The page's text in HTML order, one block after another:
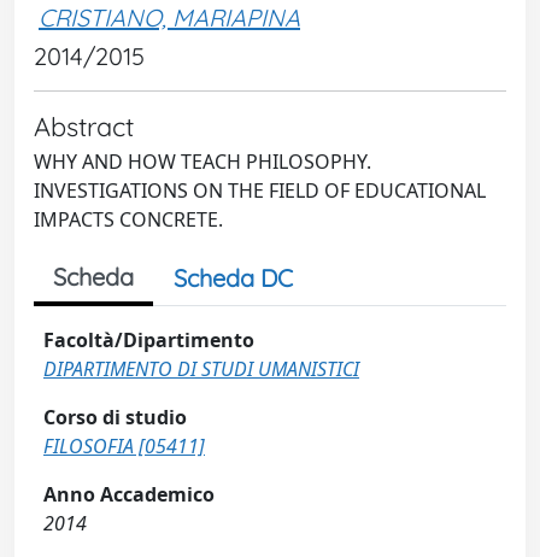
CRISTIANO, MARIAPINA
2014/2015
Abstract
WHY AND HOW TEACH PHILOSOPHY.
INVESTIGATIONS ON THE FIELD OF EDUCATIONAL
IMPACTS CONCRETE.
Scheda Scheda DC
Facoltà/Dipartimento
DIPARTIMENTO DI STUDI UMANISTICI
Corso di studio
FILOSOFIA [05411]
Anno Accademico
2014